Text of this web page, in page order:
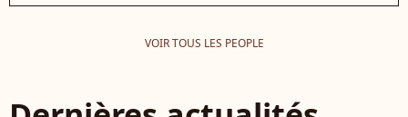
VOIR TOUS LES PEOPLE